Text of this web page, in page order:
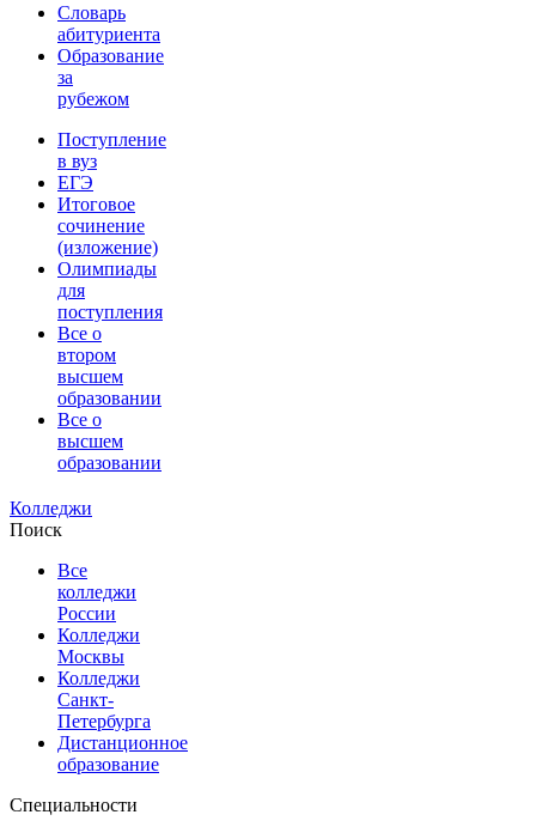
Словарь
абитуриента
Образование
за
рубежом
Поступление
в вуз
ЕГЭ
Итоговое
сочинение
(изложение)
Олимпиады
для
поступления
Все о
втором
высшем
образовании
Все о
высшем
образовании
Колледжи
Поиск
Все
колледжи
России
Колледжи
Москвы
Колледжи
Санкт-
Петербурга
Дистанционное
образование
Специальности